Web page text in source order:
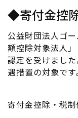
◆寄付金控
公益財団法人ゴ
額控除対象法人
認定を受けまし
遇措置の対象です。
寄付金控除・税